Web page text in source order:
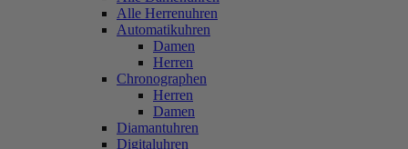
Alle Herrenuhren
Automatikuhren
Damen
Herren
Chronographen
Herren
Damen
Diamantuhren
Digitaluhren